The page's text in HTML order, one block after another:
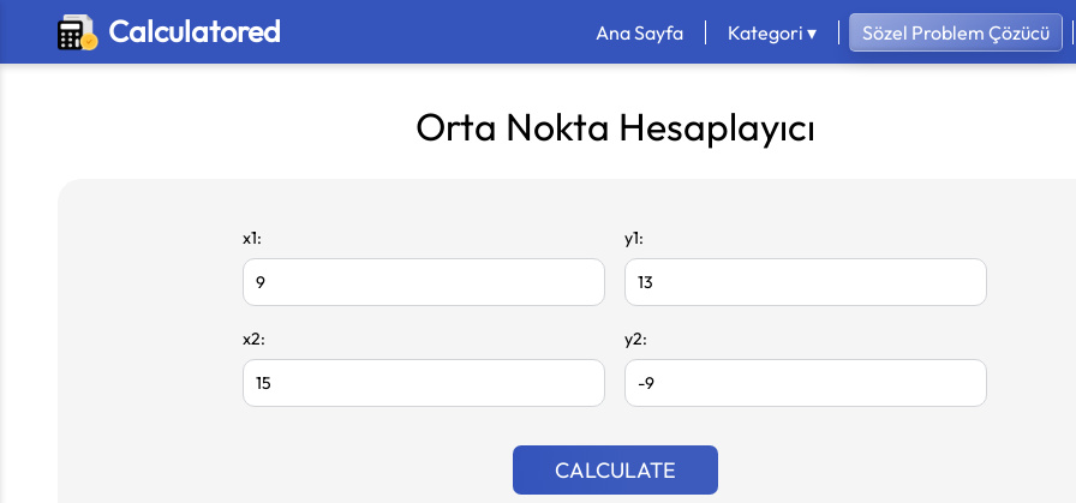
Calculatored Ana Sayfa Kategori ▾ Sözel Problem Çözücü
Orta Nokta Hesaplayıcı
x1: y1:
x2: y2:
CALCULATE